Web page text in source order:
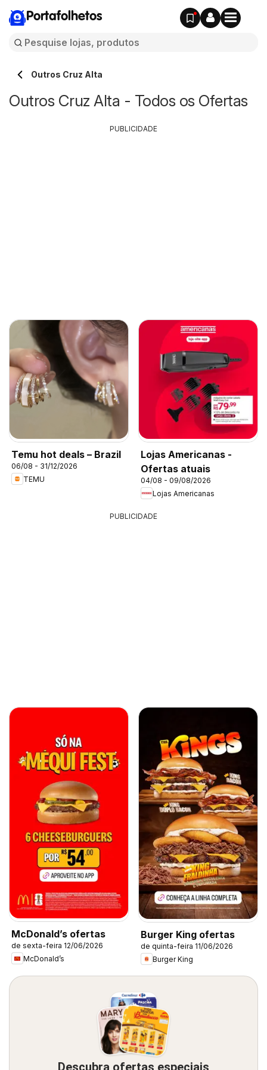
Portafolhetos
Outros Cruz Alta
Outros Cruz Alta - Todos os Ofertas
Temu hot deals – Brazil
06/08 - 31/12/2026
TEMU
Lojas Americanas -
Ofertas atuais
04/08 - 09/08/2026
Lojas Americanas
PUBLICIDADE
PUBLICIDADE
McDonald’s ofertas
de sexta-feira 12/06/2026
McDonald’s
Burger King ofertas
de quinta-feira 11/06/2026
Burger King
Descubra ofertas especiais